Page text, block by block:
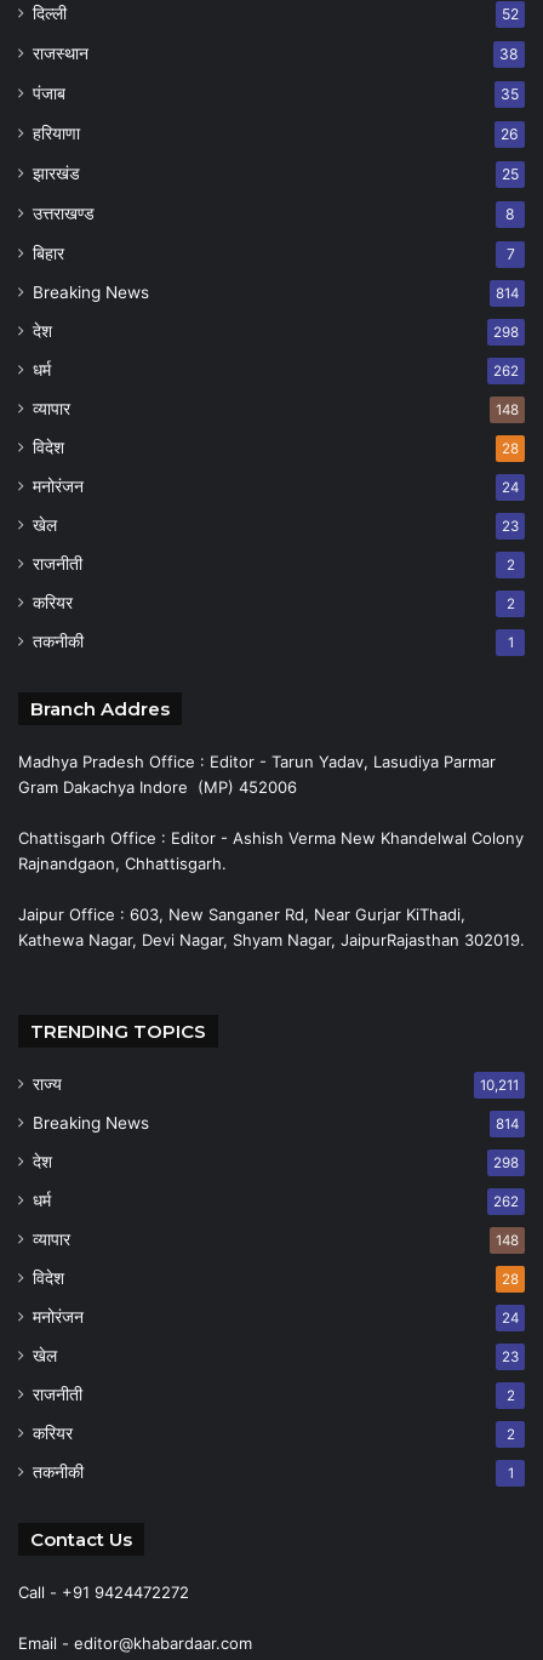
दिल्ली 52
राजस्थान 38
पंजाब 35
हरियाणा 26
झारखंड 25
उत्तराखण्ड 8
बिहार 7
Breaking News 814
देश 298
धर्म 262
व्यापार 148
विदेश 28
मनोरंजन 24
खेल 23
राजनीती 2
करियर 2
तकनीकी 1
Branch Addres
Madhya Pradesh Office : Editor - Tarun Yadav, Lasudiya Parmar
Gram Dakachya Indore (MP) 452006
Chattisgarh Office : Editor - Ashish Verma New Khandelwal Colony
Rajnandgaon, Chhattisgarh.
Jaipur Office : 603, New Sanganer Rd, Near Gurjar KiThadi,
Kathewa Nagar, Devi Nagar, Shyam Nagar, JaipurRajasthan 302019.
TRENDING TOPICS
राज्य 10,211
Breaking News 814
देश 298
धर्म 262
व्यापार 148
विदेश 28
मनोरंजन 24
खेल 23
राजनीती 2
करियर 2
तकनीकी 1
Contact Us
Call - +91 9424472272
Email - editor@khabardaar.com